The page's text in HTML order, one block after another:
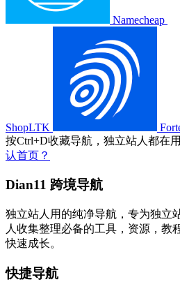
Namecheap
ShopLTK
按Ctrl+D收藏导航，独立站人都在
认首页？
Dian11 跨境导航
独立站人用的纯净导航，专为独立
人收集整理必备的工具，资源，教
快速成长。
快捷导航